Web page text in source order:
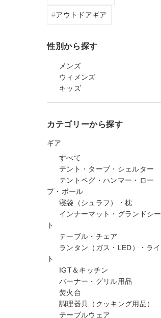
アウトドアギア
性別から探す
メンズ
ウィメンズ
キッズ
カテゴリーから探す
ギア
すべて
テント・タープ・シェルター
テントペグ・ハンマー・ロー
プ・ポール
寝袋（シュラフ）・枕
インナーマット・グランドシー
ト
テーブル・チェア
ランタン（ガス・LED）・ライ
ト
IGT＆キッチン
バーナー・グリル用品
焚火台
調理器具（クッキング用品）
テーブルウェア